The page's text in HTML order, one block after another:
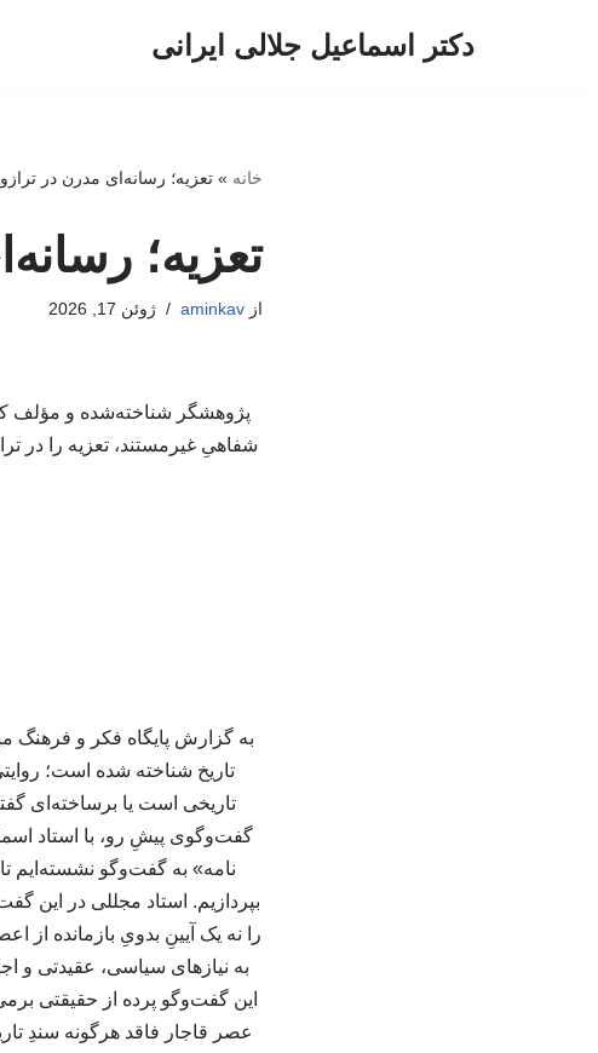
دکتر اسماعیل جلالی ایرانی
خانه »تعزیه؛ رسانه‌ای مدرن در
تعزیه؛
ازaminkav ژوئن 17, 2026
پژوهشگر شناخته‌شده و مؤلف
شفاهیِ غیرمستند، تعزیه را در
به گزارش پایگاه فکر و فرهنگ مبلغ، هنر تعزیه در حافظه تاریخی ایرانیان، همواره به عنوان آیینی کهن و ریشه‌دار در اعماق تاریخ شناخته شده است؛ روایتی که کمتر کسی در صحت آن تردید کرده است. اما آیا این «قدمتِ هزارساله»، حقیقتی تاریخی است یا برساخته‌ای گفتمانی که از غفلتِ ما نسبت به متون و اسناد ناشی شده است؟ بنابر روایت شبستان، در گفت‌وگوی پیشِ رو، با استاد اسماعیل مجللی، پژوهشگر شناخته‌شده اراکی، تعزیه‌خوان و مؤلف اثر سترگ و مرجع «شبیه نامه» به گفت‌وگو نشسته‌ایم تا فارغ از جزم‌اندیشی‌های مرسوم، به بازخوانیِ دقیقِ سیر شکل‌گیری، اوج و افول تعزیه بپردازیم. استاد مجللی در این گفت‌وگو، با تکیه بر بیش از هفت سال پژوهش میدانی و بررسی نسخه‌ها و اسناد استانی، تعزیه را نه یک آیینِ بدویِ بازمانده از اعصار گذشته، بلکه یک «رسانه عمومی و مهندسی‌شده» در عصر قاجار می‌داند که برای پاسخ به نیازهای سیاسی، عقیدتی و اجتماعیِ همان روزگار (همچون مقابله با فرقه‌های ضاله و مدیریت افکار عمومی) پدید آمد. این گفت‌وگو پرده از حقیقتی برمی‌دارد که شاید برای بسیاری غافلگیرکننده باشد: اینکه تعزیه با ساختارِ امروزی‌اش، پیش از عصر قاجار فاقد هرگونه سندِ تاریخی است. همچنین، واکاویِ این پژوهشگر درباره چراییِ «افولِ تعزیه در شهرها و بقای آن در روستاها» پس از دوران مشروطه، روایتی بدیع از کنشگریِ اجتماعی در تاریخ معاصر ایران به دست می‌دهد؛ روایتی که در آن، روستاها به پناهگاهی برای نجاتِ این هنر در برابرِ سرکوب‌های حکومتی تبدیل شدند. این مصاحبه، نه تنها دعوت به خوانشی نو از تاریخ هنر ایران، بلکه فراخوانی است برایِ «مستندسازیِ روایت‌های شفاهی» و عبور از کلیشه‌های تاریخی، به سوی حقیقتی که در لابه‌لایِ اسنادِ برجامانده از دوره قاجار نهفته است. هنر تعزیه (شبیه‌خوانی) در کجای تاریخ هنر و ادبیات ایران قرار دارد و چه عناصری آن را شکل داده‌اند؟ هنر تعزیه در کتاب «هنر ایران» به عنوان یک هنر نمایشی و در کتاب «ادبیات ایران» به عنوان بخشی از ادبیات منظوم جای می‌گیرد. این هنرِ فاخر، حاصل اجتماع و هم‌نشینی سه هنر «ادبیات»، «موسیقی» و «نمایش» در بستر هنر چهارمی به نام «معماری» (تکیه) است. ذاتِ شبیه‌خوانی بر پایه این ارکان استوار است: تمام دیالوگ‌ها در تعزیه بدون استثنا به صورت شعر بیان می‌شوند. نقش‌های مثبت (اولیاخوان‌ها)، اشعار خود را با موسیقی و آواز ادا می‌کنند. نقش‌های منفی (اشقیاخوان‌ها)، گفتار خود را به صورت «اشتلم‌خوانی» و بدون آواز بیان می‌کنند و بازیگران با پوشیدن لباس‌هایی با فرم تاریخی، نقش‌آفرینی می‌کنند. تعزیه چنان با این سه هنر عجین شده است که با حذف هر یک از آن‌ها، دیگر با واژه‌ای به نام تعزیه یا شبیه‌خوانی مواجه نخواهیم بود. در واقع، با واکاویِ دقیقِ جایگاهِ این سه هنر در تاریخ و ادبیات ایران، می‌توان به تاریخچه و روزهای پایه‌گذاری این هنر ارزشمند دست یافت. تعزیه دقیقاً از چه دورانی شکل گرفته است؟ در مورد تاریخ پیدایش تعزیه، دیدگاه‌های متعددی وجود دارد که هیچ‌کدام پایه و اساس علمی برای اثبات ندارند و بیشتر بر